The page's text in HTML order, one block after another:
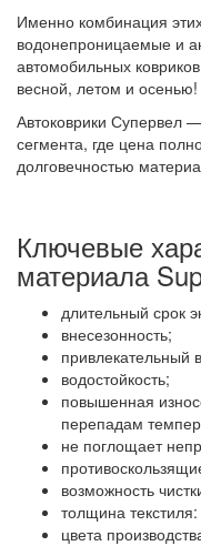
Именно комбинация
водонепроницаемые и
автомобильных
весной, летом и осенью!
Автоковрики Супервел
сегмента, где цена
долговечностью
Ключевые
материала
длительный срок
внесезонность;
привлекательный
водостойкость;
повышенная
перепадам
не поглощает
возможность
толщина
цвета